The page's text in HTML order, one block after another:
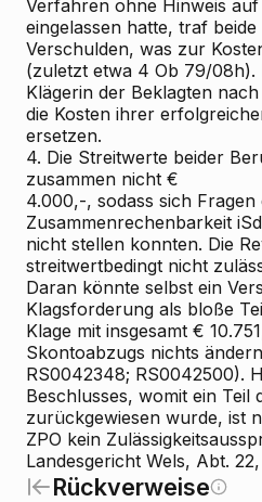
Verfahren ohne Hinweis auf
eingelassen hatte, traf
Verschulden, was zur
(zuletzt etwa 4 Ob 79/08h).
Klägerin der Beklagten
die Kosten ihrer
ersetzen.
4. Die Streitwerte beider
zusammen nicht €
4.000,-, sodass sich Fragen
Zusammenrechenbarkeit
nicht stellen konnten. Die
streitwertbedingt nicht
Daran könnte selbst ein
Klagsforderung als bloße
Klage mit insgesamt €
Skontoabzugs nichts
RS0042348; RS0042500).
Beschlusses, womit ein
zurückgewiesen wurde, ist
ZPO kein
Landesgericht Wels, Abt. 22,
Rückverweise